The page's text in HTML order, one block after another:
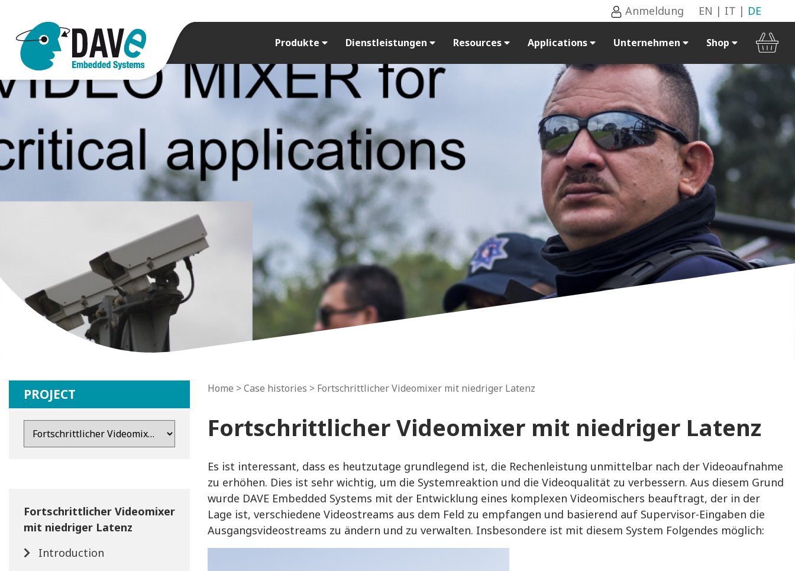
Anmeldung EN | IT | DE
Produkte Dienstleistungen Resources Applications Unternehmen Shop
PROJECT
Fortschrittlicher Videomixer
mit niedriger Latenz
Introduction
Home >Case histories > Fortschrittlicher Videomixer mit niedriger Latenz
Fortschrittlicher Videomixer mit niedriger Latenz
Es ist interessant, dass es heutzutage grundlegend ist, die Rechenleistung unmittelbar nach der Videoaufnahme
zu erhöhen. Dies ist sehr wichtig, um die Systemreaktion und die Videoqualität zu verbessern. Aus diesem Grund
wurde DAVE Embedded Systems mit der Entwicklung eines komplexen Videomischers beauftragt, der in der
Lage ist, verschiedene Videostreams aus dem Feld zu empfangen und basierend auf Supervisor-Eingaben die
Ausgangsvideostreams zu ändern und zu verwalten. Insbesondere ist mit diesem System Folgendes möglich: